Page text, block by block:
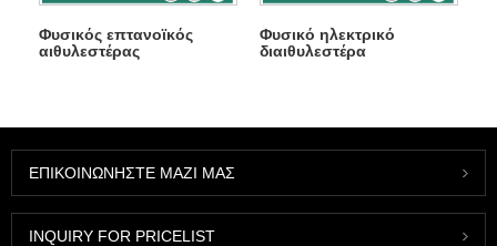
Φυσικός επτανοϊκός
αιθυλεστέρας
Φυσικό ηλεκτρικό
διαιθυλεστέρα
ΕΠΙΚΟΙΝΩΝΉΣΤΕ ΜΑΖΊ ΜΑΣ
INQUIRY FOR PRICELIST